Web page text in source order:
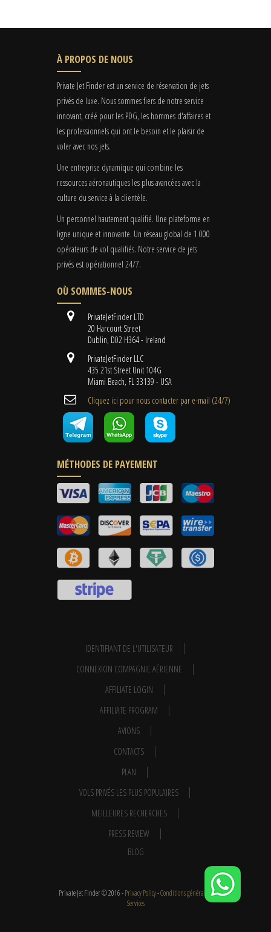
À PROPOS DE NOUS
Private Jet Finder est un service de réservation de jets
privés de luxe. Nous sommes fiers de notre service
innovant, créé pour les PDG, les hommes d'affaires et
les professionnels qui ont le besoin et le plaisir de
voler avec nos jets.
Une entreprise dynamique qui combine les
ressources aéronautiques les plus avancées avec la
culture du service à la clientèle.
Un personnel hautement qualifié. Une plateforme en
ligne unique et innovante. Un réseau global de 1 000
opérateurs de vol qualifiés. Notre service de jets
privés est opérationnel 24/7.
OÙ SOMMES-NOUS
PrivateJetFinder LTD
20 Harcourt Street
Dublin, D02 H364 - Ireland
PrivateJetFinder LLC
435 21st Street Unit 104G
Miami Beach, FL 33139 - USA
Cliquez ici pour nous contacter par e-mail (24/7)
MÉTHODES DE PAYEMENT
IDENTIFIANT DE L'UTILISATEUR
CONNEXION COMPAGNIE AÉRIENNE
AFFILIATE LOGIN
AFFILIATE PROGRAM
AVIONS
CONTACTS
PLAN
VOLS PRIVÉS LES PLUS POPULAIRES
MEILLEURES RECHERCHES
PRESS REVIEW
BLOG
Private Jet Finder © 2016 -Privacy Policy-Conditions générales -
Services